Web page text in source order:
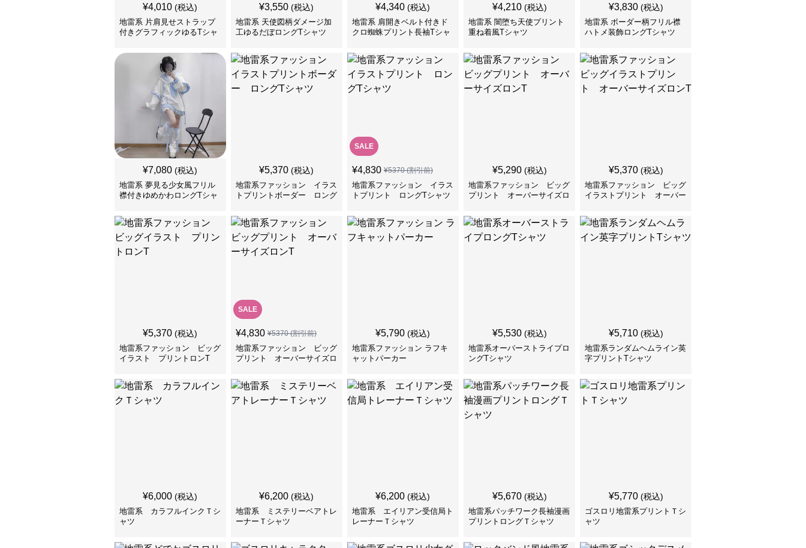
¥4,010 (税込)
地雷系 片肩見せストラップ
付きグラフィックゆるTシャ
¥3,550 (税込)
地雷系 天使図柄ダメージ加
工ゆるだぼロングTシャツ
¥4,340 (税込)
地雷系 肩開きベルト付きド
クロ蜘蛛プリント長袖Tシャ
¥4,210 (税込)
地雷系 闇堕ち天使プリント
重ね着風Tシャツ
¥3,830 (税込)
地雷系 ボーダー柄フリル襟
ハトメ装飾ロングTシャツ
¥7,080 (税込)
地雷系 夢見る少女風フリル
襟付きゆめかわロングTシャ
¥5,370 (税込)
地雷系ファッション イラス
トプリントボーダー ロング
SALE
¥4,830 ¥5370(割引前)
地雷系ファッション イラス
トプリント ロングTシャツ
¥5,290 (税込)
地雷系ファッション ビッグ
プリント オーバーサイズロ
¥5,370 (税込)
地雷系ファッション ビッグ
イラストプリント オーバー
¥5,370 (税込)
地雷系ファッション ビッグ
イラスト プリントロンT
SALE
¥4,830 ¥5370(割引前)
地雷系ファッション ビッグ
プリント オーバーサイズロ
¥5,790 (税込)
地雷系ファッション ラフキ
ャットパーカー
¥5,530 (税込)
地雷系オーバーストライプロ
ングTシャツ
¥5,710 (税込)
地雷系ランダムヘムライン英
字プリントTシャツ
¥6,000 (税込)
地雷系 カラフルインクＴシ
ャツ
¥6,200 (税込)
地雷系 ミステリーベアトレ
ーナーＴシャツ
¥6,200 (税込)
地雷系 エイリアン受信局ト
レーナーＴシャツ
¥5,670 (税込)
地雷系パッチワーク長袖漫画
プリントロングＴシャツ
¥5,770 (税込)
ゴスロリ地雷系プリントＴシ
ャツ